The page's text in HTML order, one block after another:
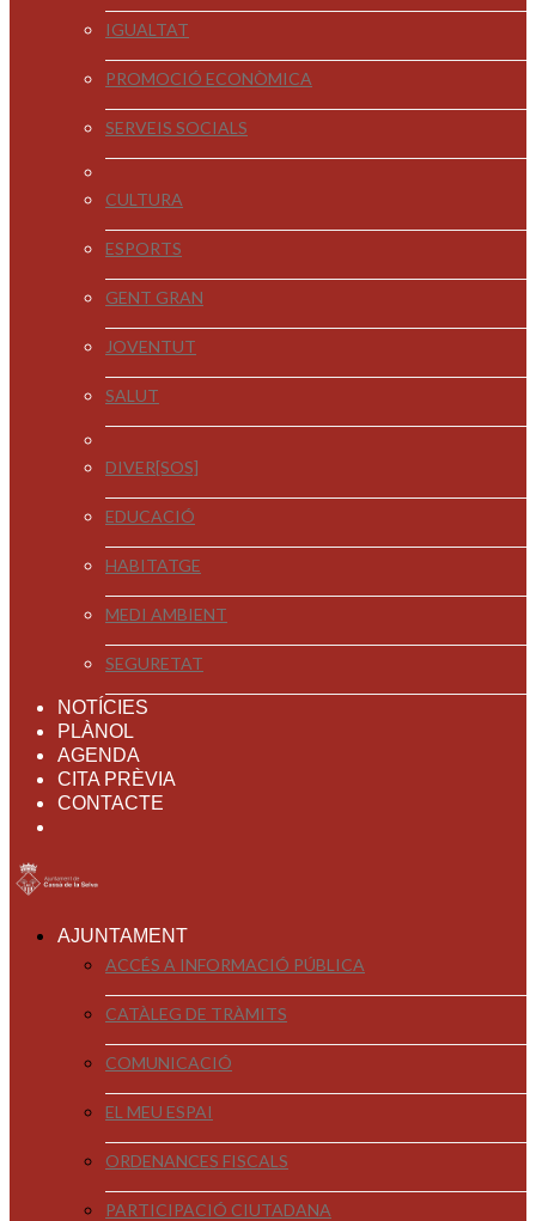
IGUALTAT
PROMOCIÓ ECONÒMICA
SERVEIS SOCIALS
CULTURA
ESPORTS
GENT GRAN
JOVENTUT
SALUT
DIVER[SOS]
EDUCACIÓ
HABITATGE
MEDI AMBIENT
SEGURETAT
NOTÍCIES
PLÀNOL
AGENDA
CITA PRÈVIA
CONTACTE
AJUNTAMENT
ACCÉS A INFORMACIÓ PÚBLICA
CATÀLEG DE TRÀMITS
COMUNICACIÓ
EL MEU ESPAI
ORDENANCES FISCALS
PARTICIPACIÓ CIUTADANA